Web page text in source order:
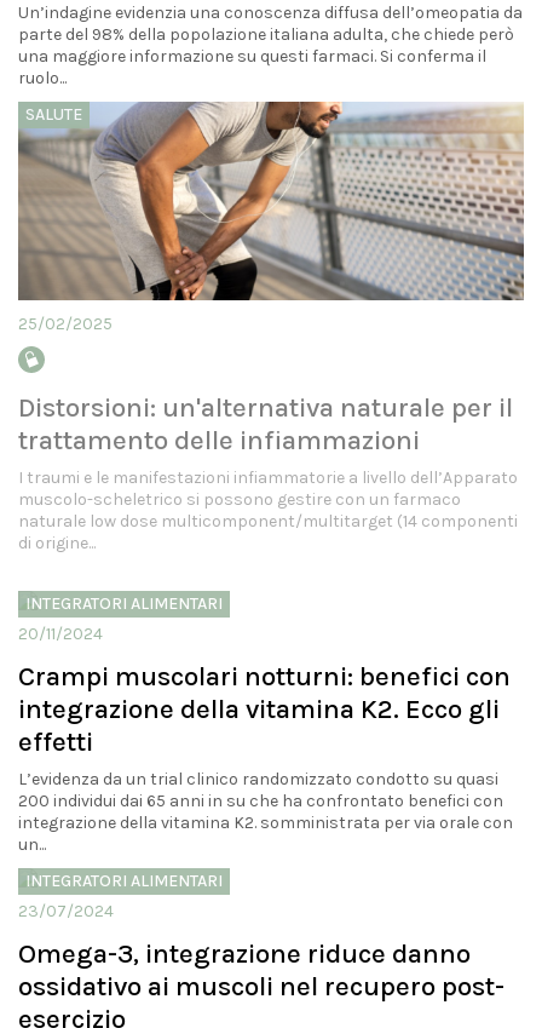
Un’indagine evidenzia una conoscenza diffusa dell’omeopatia da
parte del 98% della popolazione italiana adulta, che chiede però
una maggiore informazione su questi farmaci. Si conferma il
ruolo...
SALUTE
25/02/2025
Distorsioni: un'alternativa naturale per il
trattamento delle infiammazioni
I traumi e le manifestazioni infiammatorie a livello dell’Apparato
muscolo-scheletrico si possono gestire con un farmaco
naturale low dose multicomponent/multitarget (14 componenti
di origine...
INTEGRATORI ALIMENTARI
20/11/2024
Crampi muscolari notturni: benefici con
integrazione della vitamina K2. Ecco gli
effetti
L’evidenza da un trial clinico randomizzato condotto su quasi
200 individui dai 65 anni in su che ha confrontato benefici con
integrazione della vitamina K2. somministrata per via orale con
un...
INTEGRATORI ALIMENTARI
23/07/2024
Omega-3, integrazione riduce danno
ossidativo ai muscoli nel recupero post-
esercizio